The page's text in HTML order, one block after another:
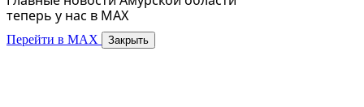
теперь у нас в MAX
Перейти в MAX Закрыть